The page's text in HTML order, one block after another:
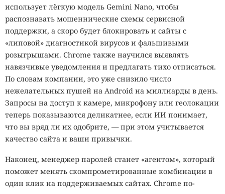
использует лёгкую модель Gemini Nano, чтобы
распознавать мошеннические схемы сервисной
поддержки, а скоро будет блокировать и сайты с
«липовой» диагностикой вирусов и фальшивыми
розыгрышами. Chrome также научился выявлять
навязчивые уведомления и предлагать тихо отписаться.
По словам компании, это уже снизило число
нежелательных пушей на Android на миллиарды в день.
Запросы на доступ к камере, микрофону или геолокации
теперь показываются деликатнее, если ИИ понимает,
что вы вряд ли их одобрите, — при этом учитывается
качество сайта и ваши привычки.
Наконец, менеджер паролей станет «агентом», который
поможет менять скомпрометированные комбинации в
один клик на поддерживаемых сайтах. Chrome по-